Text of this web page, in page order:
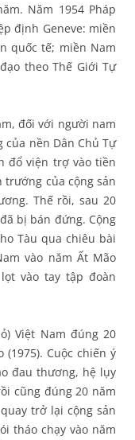
Năm 1954 Pháp
định Geneve: miền
quốc tế; miền Nam
theo Thế Giới Tự
đối với người nam
của nền Dân Chủ Tự
đổ viện trợ vào tiền
trướng của cộng sản
Thế rồi, sau 20
bị bán đứng. Cộng
Tàu qua chiêu bài
vào năm Ất Mão
vào tay tập đoàn
Việt Nam đúng 20
Cuộc chiến ý
đau thương, hệ lụy
cũng đúng 20 năm
trở lại cộng sản
tháo chạy vào năm